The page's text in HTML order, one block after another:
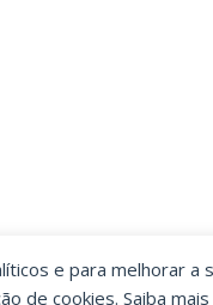
e para melhorar a
de cookies. Saiba